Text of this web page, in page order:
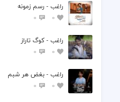
راغب - رسم زمونه
0
0
راغب - کوگ تاراز
0
0
راغب - بغض هر شبم
0
0